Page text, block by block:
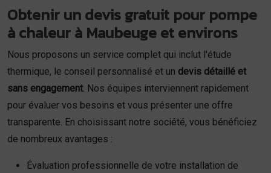
Obtenir un devis gratuit pour pompe
à chaleur à Maubeuge et environs
Nous proposons un service complet qui inclut l'étude
thermique, le conseil personnalisé et un devis détaillé et
sans engagement. Nos équipes interviennent rapidement
pour évaluer vos besoins et vous présenter une offre
transparente. En choisissant notre société, vous bénéficiez
de nombreux avantages :
Évaluation professionnelle de votre installation de